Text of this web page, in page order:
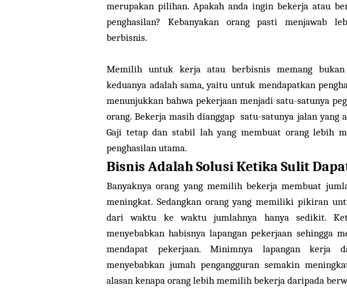
merupakan pilihan. Apakah anda ingin bekerja atau
penghasilan? Kebanyakan orang pasti menjawab
berbisnis.
Memilih untuk kerja atau berbisnis memang bukan
keduanya adalah sama, yaitu untuk mendapatkan
menunjukkan bahwa pekerjaan menjadi satu-satunya
orang. Bekerja masih dianggap satu-satunya jalan yang
Gaji tetap dan stabil lah yang membuat orang lebih
penghasilan utama.
Bisnis Adalah Solusi Ketika Sulit
Banyaknya orang yang memilih bekerja membuat
meningkat. Sedangkan orang yang memiliki pikiran
dari waktu ke waktu jumlahnya hanya sedikit.
menyebabkan habisnya lapangan pekerjaan sehingga
mendapat pekerjaan. Minimnya lapangan kerja
menyebabkan jumah pengangguran semakin
alasan kenapa orang lebih memilih bekerja daripada